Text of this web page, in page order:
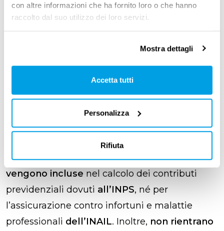
con altre informazioni che ha fornito loro o che hanno
raccolto dal suo utilizzo dei loro servizi.
Mostra dettagli
Accetta tutti
Personalizza
Rifiuta
“erogazione liberale”.In questo caso,non
Il datore di lavoro si occuperà anche di
calcolare e trattenere il 5% di tassazione
direttamente comesostituto d’imposta.
Un dettaglio importante:queste somme non
vengono incluse nel calcolo dei contributi
previdenziali dovuti all’INPS, né per
l’assicurazione contro infortuni e malattie
professionali dell’INAIL. Inoltre, non rientrano